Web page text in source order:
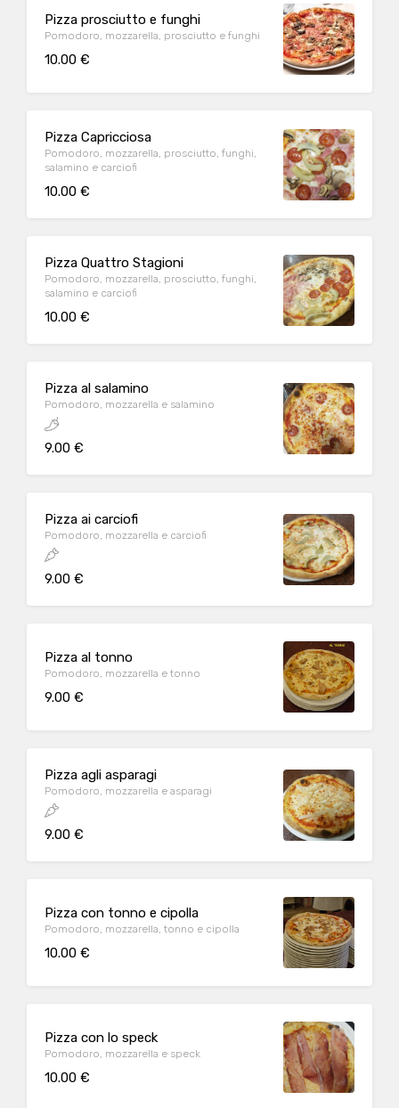
Pizza prosciutto e funghi
Pomodoro, mozzarella, prosciutto e funghi
10.00 €
Pizza Capricciosa
Pomodoro, mozzarella, prosciutto, funghi,
salamino e carciofi
10.00 €
Pizza Quattro Stagioni
Pomodoro, mozzarella, prosciutto, funghi,
salamino e carciofi
10.00 €
Pizza al salamino
Pomodoro, mozzarella e salamino
9.00 €
Pizza ai carciofi
Pomodoro, mozzarella e carciofi
9.00 €
Pizza al tonno
Pomodoro, mozzarella e tonno
9.00 €
Pizza agli asparagi
Pomodoro, mozzarella e asparagi
9.00 €
Pizza con tonno e cipolla
Pomodoro, mozzarella, tonno e cipolla
10.00 €
Pizza con lo speck
Pomodoro, mozzarella e speck
10.00 €